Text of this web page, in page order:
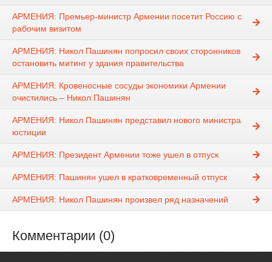
АРМЕНИЯ: Премьер-министр Армении посетит Россию с
рабочим визитом
АРМЕНИЯ: Никол Пашинян попросил своих сторонников
остановить митинг у здания правительства
АРМЕНИЯ: Кровеносные сосуды экономики Армении
очистились – Никол Пашинян
АРМЕНИЯ: Никол Пашинян представил нового министра
юстиции
АРМЕНИЯ: Президент Армении тоже ушел в отпуск
АРМЕНИЯ: Пашинян ушел в кратковременный отпуск
АРМЕНИЯ: Никол Пашинян произвел ряд назначений
Комментарии (0)